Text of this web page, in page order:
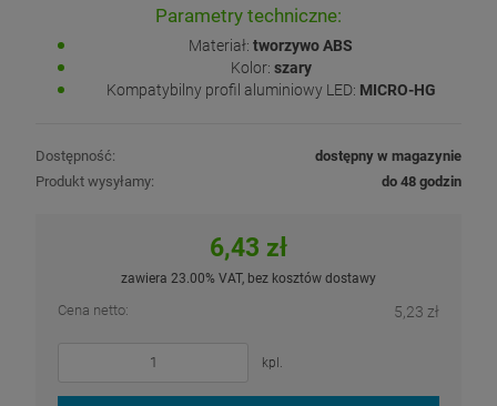
Parametry techniczne:
Materiał: tworzywo ABS
Kolor: szary
Kompatybilny profil aluminiowy LED: MICRO-HG
Dostępność:
dostępny w magazynie
Produkt wysyłamy:
do 48 godzin
6,43 zł
zawiera 23.00% VAT, bez kosztów dostawy
Cena netto: 5,23 zł
kpl.